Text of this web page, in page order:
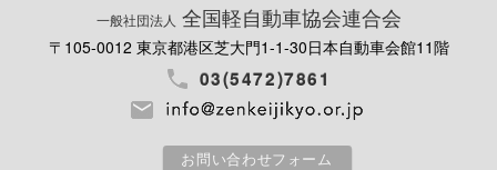
一般社団法人 全国軽自動車協会連合会
〒105-0012 東京都港区芝大門1-1-30日本自動車会館11階
03(5472)7861
お問い合わせフォーム